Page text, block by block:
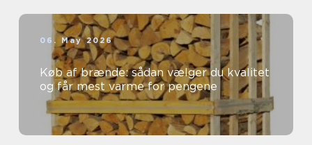
06. May 2026
Køb af brænde: sådan vælger du kvalitet
og får mest varme for pengene